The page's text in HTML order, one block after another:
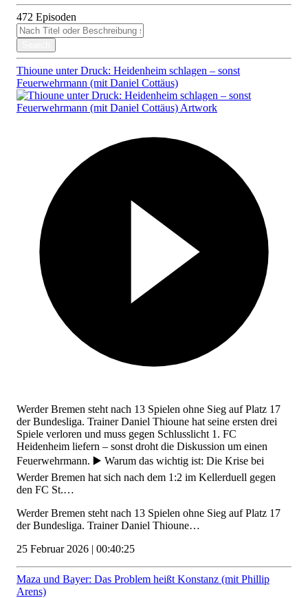
472 Episoden
Thioune unter Druck: Heidenheim schlagen – sonst
Feuerwehrmann (mit Daniel Cottäus)
Werder Bremen steht nach 13 Spielen ohne Sieg auf Platz 17
der Bundesliga. Trainer Daniel Thioune hat seine ersten drei
Spiele verloren und muss gegen Schlusslicht 1. FC
Heidenheim liefern – sonst droht die Diskussion um einen
Feuerwehrmann. ▶️ Warum das wichtig ist: Die Krise bei
Werder Bremen hat sich nach dem 1:2 im Kellerduell gegen
den FC St.…
Werder Bremen steht nach 13 Spielen ohne Sieg auf Platz 17
der Bundesliga. Trainer Daniel Thioune…
25 Februar 2026 | 00:40:25
Maza und Bayer: Das Problem heißt Konstanz (mit Phillip
Arens)